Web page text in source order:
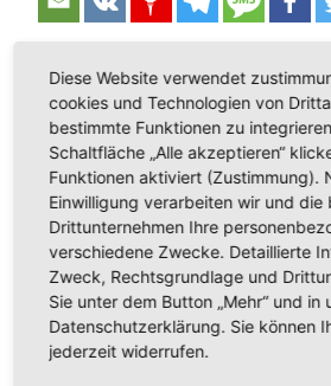
Suche
nach:
Neueste Beiträge
Wir stehen an der Schwelle
Seid barmherzig, wie auch euer
Diese Website verwendet
cookies und Technologien von
bestimmte Funktionen zu
Schaltfläche „Alle akzeptieren“
Funktionen aktiviert (Zustimmung).
Einwilligung verarbeiten wir und die
Drittunternehmen Ihre
verschiedene Zwecke. Detaillierte
Zweck, Rechtsgrundlage und
Sie unter dem Button „Mehr“ und in
Datenschutzerklärung. Sie können
jederzeit widerrufen.